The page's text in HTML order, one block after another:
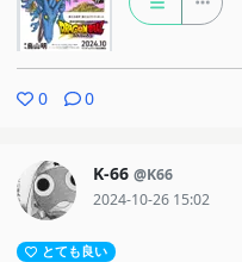
0 0
K-66 @K66
2024-10-26 15:02
とても良い